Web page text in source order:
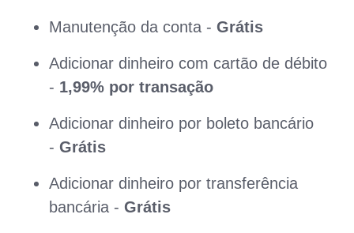
Manutenção da conta - Grátis
Adicionar dinheiro com cartão de débito
- 1,99% por transação
Adicionar dinheiro por boleto bancário
- Grátis
Adicionar dinheiro por transferência
bancária - Grátis